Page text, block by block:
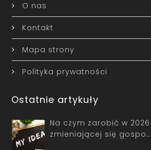
O nas
Kontakt
Mapa strony
Polityka prywatności
Ostatnie artykuły
Na czym zarobić w
zmieniającej się gospo…